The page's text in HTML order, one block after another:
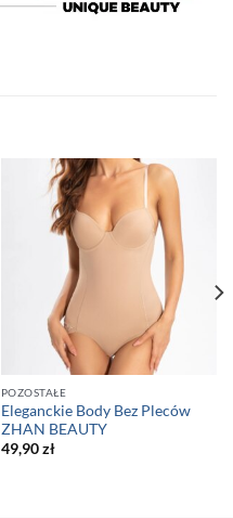
POZOSTAŁE
Eleganckie Body Bez Pleców
ZHAN BEAUTY
49,90zł